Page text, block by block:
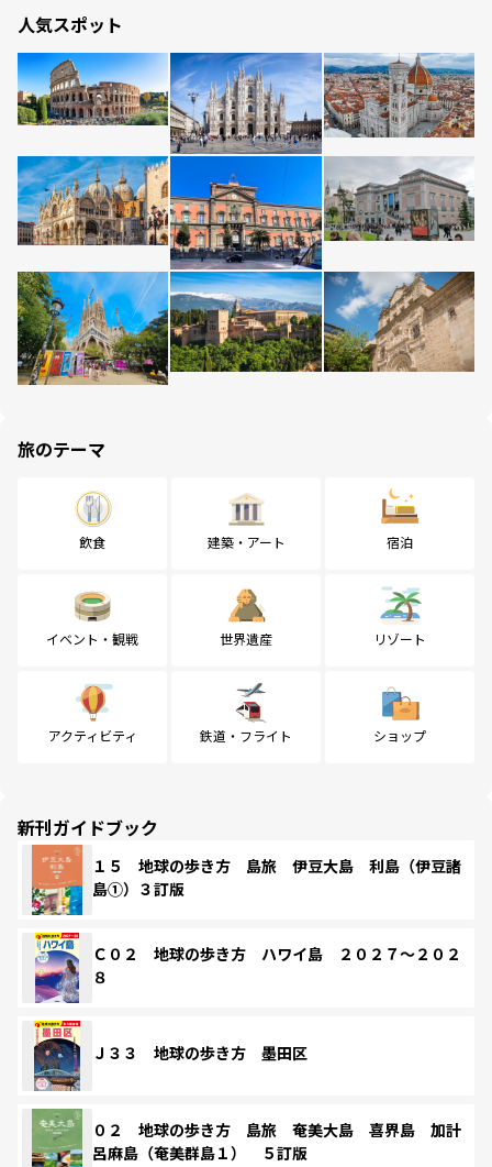
人気スポット
旅のテーマ
飲食 建築・アート 宿泊
イベント・観戦 世界遺産 リゾート
アクティビティ 鉄道・フライト ショップ
新刊ガイドブック
１５ 地球の歩き方 島旅 伊豆大島 利島（伊豆諸
島①）３訂版
Ｃ０２ 地球の歩き方 ハワイ島 ２０２７～２０２
８
Ｊ３３ 地球の歩き方 墨田区
０２ 地球の歩き方 島旅 奄美大島 喜界島 加計
呂麻島（奄美群島１） ５訂版